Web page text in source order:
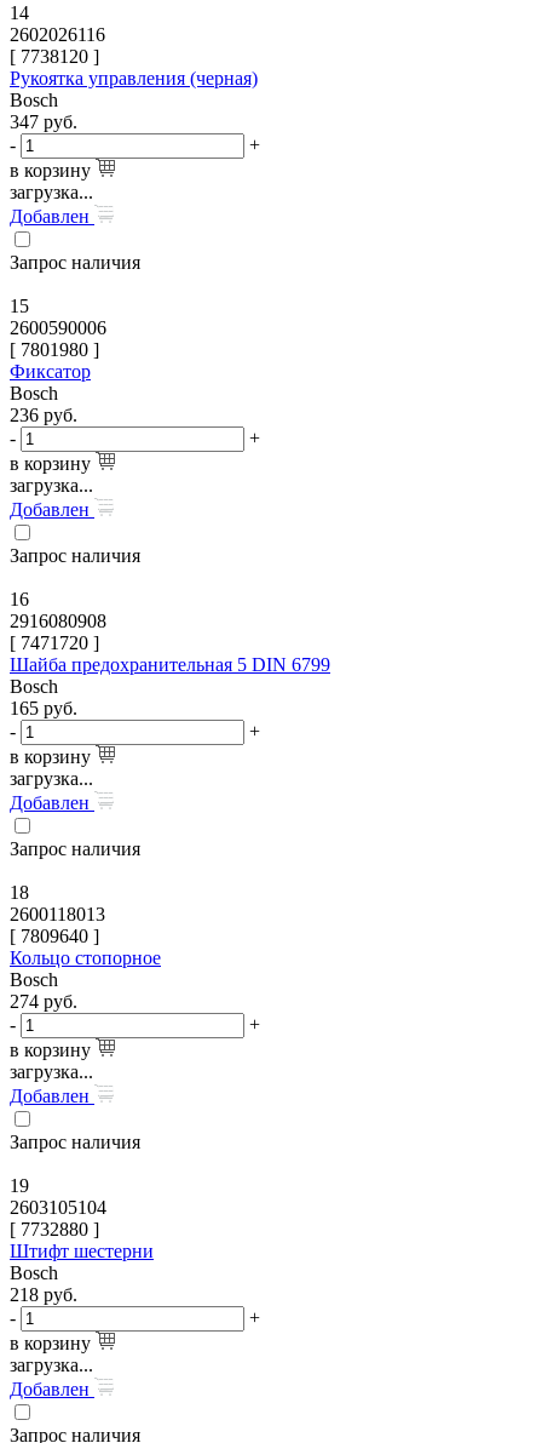
14
2602026116
[ 7738120 ]
Рукоятка управления (черная)
Bosch
347 руб.
-
+
в корзину
загрузка...
Добавлен
Запрос наличия
15
2600590006
[ 7801980 ]
Фиксатор
Bosch
236 руб.
-
+
в корзину
загрузка...
Добавлен
Запрос наличия
16
2916080908
[ 7471720 ]
Шайба предохранительная 5 DIN 6799
Bosch
165 руб.
-
+
в корзину
загрузка...
Добавлен
Запрос наличия
18
2600118013
[ 7809640 ]
Кольцо стопорное
Bosch
274 руб.
-
+
в корзину
загрузка...
Добавлен
Запрос наличия
19
2603105104
[ 7732880 ]
Штифт шестерни
Bosch
218 руб.
-
+
в корзину
загрузка...
Добавлен
Запрос наличия